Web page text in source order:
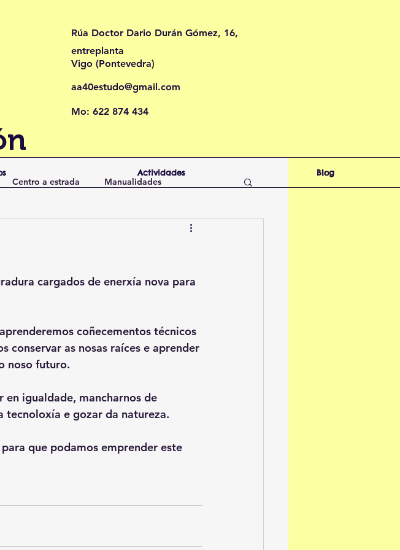
Rúa Doctor Dario Durán Gómez, 16,
entreplanta
Vigo (Pontevedra)
aa40estudo@gmail.com
Mo: 622 874 434
Centro a estrada Manualidades
cargados de enerxía nova para
coñecementos técnicos
conservar as nosas raíces e aprender
noso futuro.
igualdade, mancharnos de
tecnoloxía e gozar da natureza.
que podamos emprender este
Actividades Blog